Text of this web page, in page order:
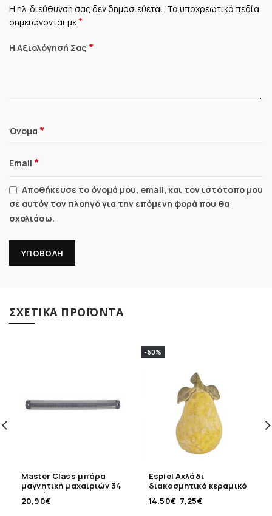
Η ηλ. διεύθυνση σας δεν δημοσιεύεται. Τα υποχρεωτικά πεδία
σημειώνονται με*
Η Αξιολόγησή Σας *
Όνομα *
Email *
Αποθήκευσε το όνομά μου, email, και τον ιστότοπο μου
σε αυτόν τον πλοηγό για την επόμενη φορά που θα
σχολιάσω.
ΣΧΕΤΙΚΆ ΠΡΟΪΌΝΤΑ
Master Class μπάρα
μαγνητική μαχαιριών 34
εκ τοίχου
20,90€
-50%
Espiel Αχλάδι
διακοσμητικό κεραμικό
14,50€ 7,25€